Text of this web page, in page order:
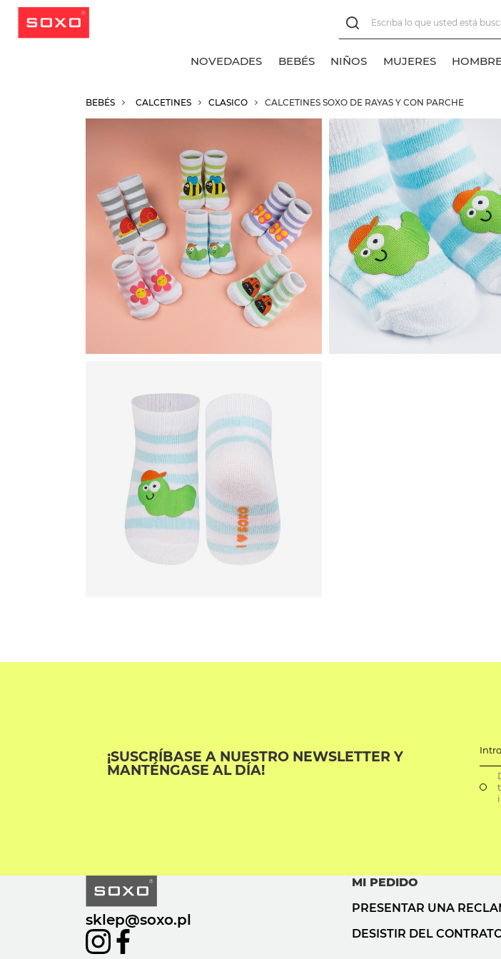
NOVEDADES BEBÉS
Ver todos
Clasico
NIÑOS
Ver todos
Clasico
MUJERES
Ver todos
Calcetines tobilleros
Calcetines normales
Calcetines invisibles
Ver todos
Calcetines normales
Calcetines tobilleros
Calcetines invisibles
Calcetines sneakers
BEBÉS CALCETINES CLASICO CALCETINES SOXO DE RAYAS Y CON PARCHE
¡SUSCRÍBASE A NUESTRO NEWSLETTER Y
MANTÉNGASE AL DÍA!
sklep@soxo.pl
MI PEDIDO
PRESENTAR UNA
DESISTIR DEL